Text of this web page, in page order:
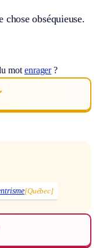
chose obséquieuse.
mot enrager?
[Québec]